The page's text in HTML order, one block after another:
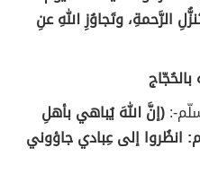
الرَّحمةِ، وتَجاوُزِ اللهِ عنِ
:(إنَّ اللهَ يُباهي بأهلِ
انظُروا إلى عِبادي جاؤوني